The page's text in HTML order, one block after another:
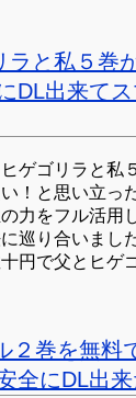
ラと私５巻
DL出来て
ゲゴリラと私
！と思い立っ
力をフル活用
巡り合いまし
円で父とヒゲ
２巻を無料
全にDL出来